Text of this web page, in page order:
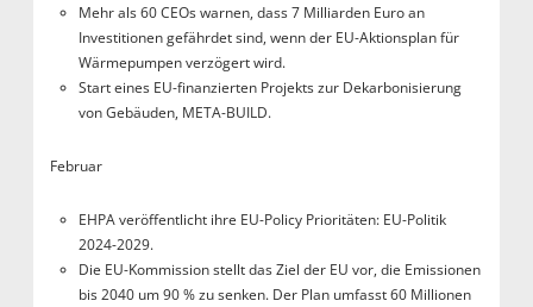
Mehr als 60 CEOs warnen, dass 7 Milliarden Euro an
Investitionen gefährdet sind, wenn der EU-Aktionsplan für
Wärmepumpen verzögert wird.
Start eines EU-finanzierten Projekts zur Dekarbonisierung
von Gebäuden, META-BUILD.
Februar
EHPA veröffentlicht ihre EU-Policy Prioritäten: EU-Politik
2024-2029.
Die EU-Kommission stellt das Ziel der EU vor, die Emissionen
bis 2040 um 90 % zu senken. Der Plan umfasst 60 Millionen